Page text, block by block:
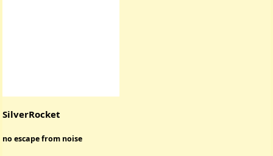
SilverRocket
no escape from noise